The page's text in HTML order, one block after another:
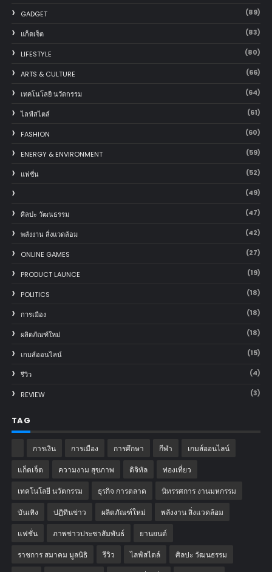
GADGET (89)
แก็ตเจ็ต (83)
LIFESTYLE (80)
ARTS & CULTURE (66)
เทคโนโลยี นวัตกรรม (64)
ไลฟ์สไตล์ (61)
FASHION (60)
ENERGY & ENVIRONMENT (59)
แฟชั่น (52)
(49)
ศิลปะ วัฒนธรรม (47)
พลังงาน สิ่งแวดล้อม (42)
ONLINE GAMES (27)
PRODUCT LAUNCE (19)
POLITICS (18)
การเมือง (18)
ผลิตภัณฑ์ใหม่ (18)
เกมส์ออนไลน์ (15)
รีวิว (4)
REVIEW (3)
TAG
การเงิน การเมือง การศึกษา กีฬา เกมส์ออนไลน์
แก็ตเจ็ต ความงาม สุขภาพ ดิจิทัล ท่องเที่ยว
เทคโนโลยี นวัตกรรม ธุรกิจ การตลาด นิทรรศการ งานมหกรรม
บันเทิง ปฏิทินข่าว ผลิตภัณฑ์ใหม่ พลังงาน สิ่งแวดล้อม
แฟชั่น ภาพข่าวประชาสัมพันธ์ ‎ยานยนต์‎
ราชการ สมาคม มูลนิธิ รีวิว ไลฟ์สไตล์ ศิลปะ วัฒนธรรม